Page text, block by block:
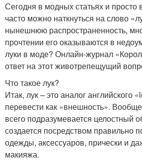
Сегодня в модных статьях и просто
часто можно наткнуться на слово
нынешнюю распространенность,
прочтении его оказываются в
луки в моде? Онлайн-журнал
ответ на этот животрепещущий
Что такое лук?
Итак, лук – это аналог английского
перевести как «внешность».
всего подразумевается целостный
создается посредством правильно
одежды, аксессуаров, прически и
макияжа.